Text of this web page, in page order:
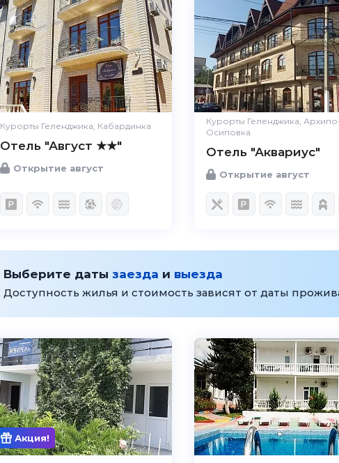
Курорты Геленджика, Кабардинка
Отель "Август ★★"
Открытие август
Курорты Геленджика,
Осиповка
Отель "Аквариус"
Открытие август
Выберите даты заезда и выезда
Доступность жилья и стоимость зависят от даты
Акция!